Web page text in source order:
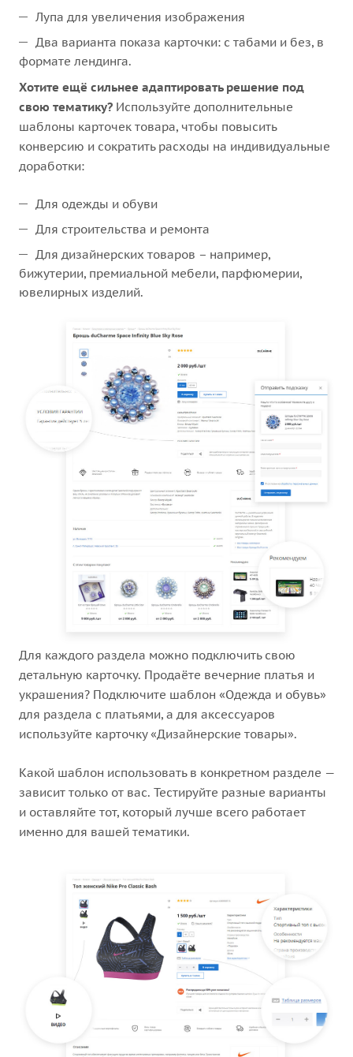
Лупа для увеличения изображения
Два варианта показа карточки: с табами и без, в
формате лендинга.
Хотите ещё сильнее адаптировать решение под
свою тематику? Используйте дополнительные
шаблоны карточек товара, чтобы повысить
конверсию и сократить расходы на индивидуальные
доработки:
Для одежды и обуви
Для строительства и ремонта
Для дизайнерских товаров – например,
бижутерии, премиальной мебели, парфюмерии,
ювелирных изделий.
Для каждого раздела можно подключить свою
детальную карточку. Продаёте вечерние платья и
украшения? Подключите шаблон «Одежда и обувь»
для раздела с платьями, а для аксессуаров
используйте карточку «Дизайнерские товары».
Какой шаблон использовать в конкретном разделе —
зависит только от вас. Тестируйте разные варианты
и оставляйте тот, который лучше всего работает
именно для вашей тематики.